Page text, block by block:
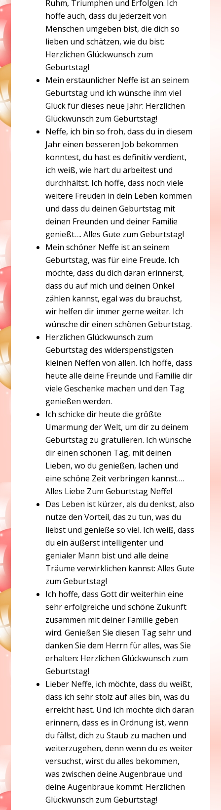
Ruhm, Triumphen und Erfolgen. Ich
hoffe auch, dass du jederzeit von
Menschen umgeben bist, die dich so
lieben und schätzen, wie du bist:
Herzlichen Glückwunsch zum
Geburtstag!
Mein erstaunlicher Neffe ist an seinem
Geburtstag und ich wünsche ihm viel
Glück für dieses neue Jahr: Herzlichen
Glückwunsch zum Geburtstag!
Neffe, ich bin so froh, dass du in diesem
Jahr einen besseren Job bekommen
konntest, du hast es definitiv verdient,
ich weiß, wie hart du arbeitest und
durchhältst. Ich hoffe, dass noch viele
weitere Freuden in dein Leben kommen
und dass du deinen Geburtstag mit
deinen Freunden und deiner Familie
genießt…. Alles Gute zum Geburtstag!
Mein schöner Neffe ist an seinem
Geburtstag, was für eine Freude. Ich
möchte, dass du dich daran erinnerst,
dass du auf mich und deinen Onkel
zählen kannst, egal was du brauchst,
wir helfen dir immer gerne weiter. Ich
wünsche dir einen schönen Geburtstag.
Herzlichen Glückwunsch zum
Geburtstag des widerspenstigsten
kleinen Neffen von allen. Ich hoffe, dass
heute alle deine Freunde und Familie dir
viele Geschenke machen und den Tag
genießen werden.
Ich schicke dir heute die größte
Umarmung der Welt, um dir zu deinem
Geburtstag zu gratulieren. Ich wünsche
dir einen schönen Tag, mit deinen
Lieben, wo du genießen, lachen und
eine schöne Zeit verbringen kannst….
Alles Liebe Zum Geburtstag Neffe!
Das Leben ist kürzer, als du denkst, also
nutze den Vorteil, das zu tun, was du
liebst und genieße so viel. Ich weiß, dass
du ein äußerst intelligenter und
genialer Mann bist und alle deine
Träume verwirklichen kannst: Alles Gute
zum Geburtstag!
Ich hoffe, dass Gott dir weiterhin eine
sehr erfolgreiche und schöne Zukunft
zusammen mit deiner Familie geben
wird. Genießen Sie diesen Tag sehr und
danken Sie dem Herrn für alles, was Sie
erhalten: Herzlichen Glückwunsch zum
Geburtstag!
Lieber Neffe, ich möchte, dass du weißt,
dass ich sehr stolz auf alles bin, was du
erreicht hast. Und ich möchte dich daran
erinnern, dass es in Ordnung ist, wenn
du fällst, dich zu Staub zu machen und
weiterzugehen, denn wenn du es weiter
versuchst, wirst du alles bekommen,
was zwischen deine Augenbraue und
deine Augenbraue kommt: Herzlichen
Glückwunsch zum Geburtstag!